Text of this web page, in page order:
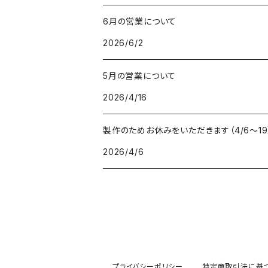
6月の営業について
2026/6/2
5月の営業について
2026/4/16
製作のためお休みをいただきます（4/6〜19
2026/4/6